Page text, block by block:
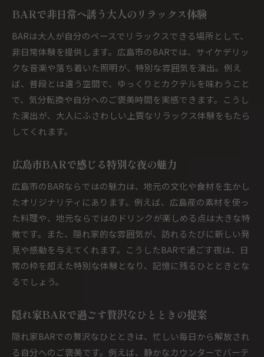
BARで非日常へ誘う大人のリラックス体験
BARは大人が自分のペースでリラックスできる場所として、
非日常体験を提供します。広島市のBARでは、サイケデリッ
クな音楽や落ち着いた照明が、特別な雰囲気を演出。例え
ば、普段とは違う空間で、ゆっくりとカクテルを味わうこと
で、気分転換や自分へのご褒美時間を実感できます。こうし
た演出が、大人にふさわしい上質なリラックス体験をもたら
してくれます。
広島市BARで感じる特別な夜の魅力
広島市のBARならではの魅力は、地元の文化や食材を生かし
たオリジナリティにあります。例えば、広島産の素材を使っ
た料理や、地元ならではのドリンクが楽しめる点は大きな特
徴です。また、隠れ家的な雰囲気が、訪れるたびに新しい発
見や感動を与えてくれます。こうしたBARで過ごす夜は、日
常の枠を超えた特別な体験となり、記憶に残るひとときとな
るでしょう。
隠れ家BARで過ごす贅沢なひとときの提案
隠れ家BARでの贅沢なひとときは、忙しい毎日から解放され
る自分へのご褒美です。例えば、静かなカウンターでバーテ